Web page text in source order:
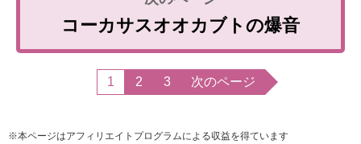
コーカサスオオカブトの爆音
1 2 3 次のページ
※本ページはアフィリエイトプログラムによる収益を得ています